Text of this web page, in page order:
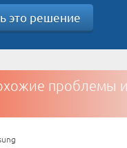
это решение
проблемы